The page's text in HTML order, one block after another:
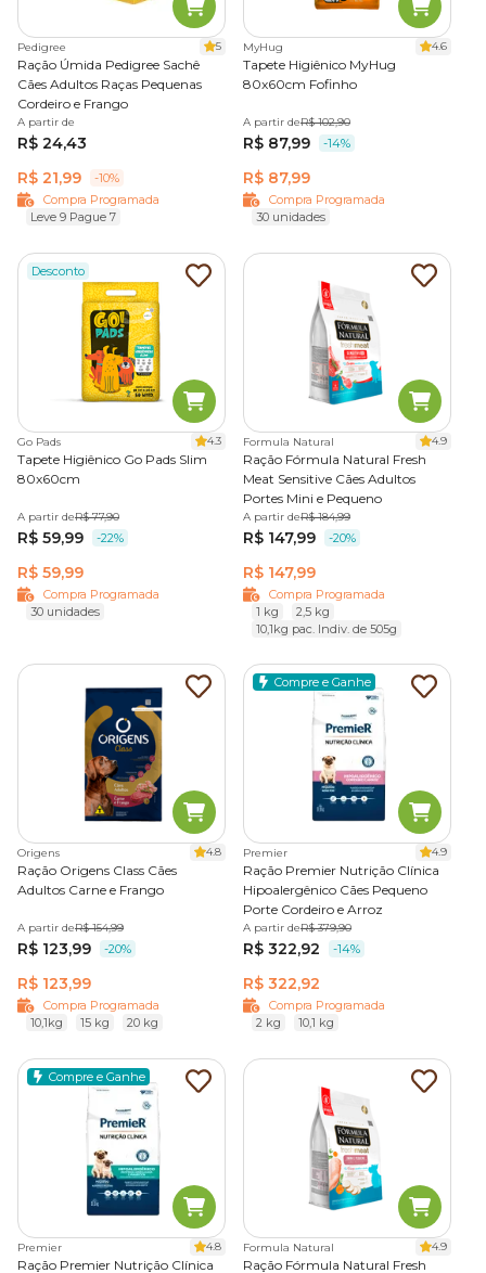
Pedigree 5
Ração Úmida Pedigree Sachê
Cães Adultos Raças Pequenas
Cordeiro e Frango
A partir de
R$ 24,43
R$ 21,99
-10%
Compra Programada
Leve 9 Pague 7
MyHug 4.6
Tapete Higiênico MyHug
80x60cm Fofinho
A partir deR$ 102,90
R$ 87,99 -14%
R$ 87,99
Compra Programada
30 unidades
Desconto
Go Pads 4.3
Tapete Higiênico Go Pads Slim
80x60cm
A partir deR$ 77,90
R$ 59,99 -22%
R$ 59,99
Compra Programada
30 unidades
Formula Natural 4.9
Ração Fórmula Natural Fresh
Meat Sensitive Cães Adultos
Portes Mini e Pequeno
A partir deR$ 184,99
R$ 147,99 -20%
R$ 147,99
Compra Programada
1 kg
2,5 kg
10,1kg pac. Indiv. de 505g
Origens 4.8
Ração Origens Class Cães
Adultos Carne e Frango
A partir deR$ 154,99
R$ 123,99 -20%
R$ 123,99
Compra Programada
10,1kg
15 kg 20 kg
Compre e Ganhe
Premier 4.9
Ração Premier Nutrição Clínica
Hipoalergênico Cães Pequeno
Porte Cordeiro e Arroz
A partir deR$ 379,90
R$ 322,92 -14%
R$ 322,92
Compra Programada
2 kg
10,1 kg
Compre e Ganhe
Premier 4.8
Ração Premier Nutrição Clínica
Formula Natural 4.9
Ração Fórmula Natural Fresh